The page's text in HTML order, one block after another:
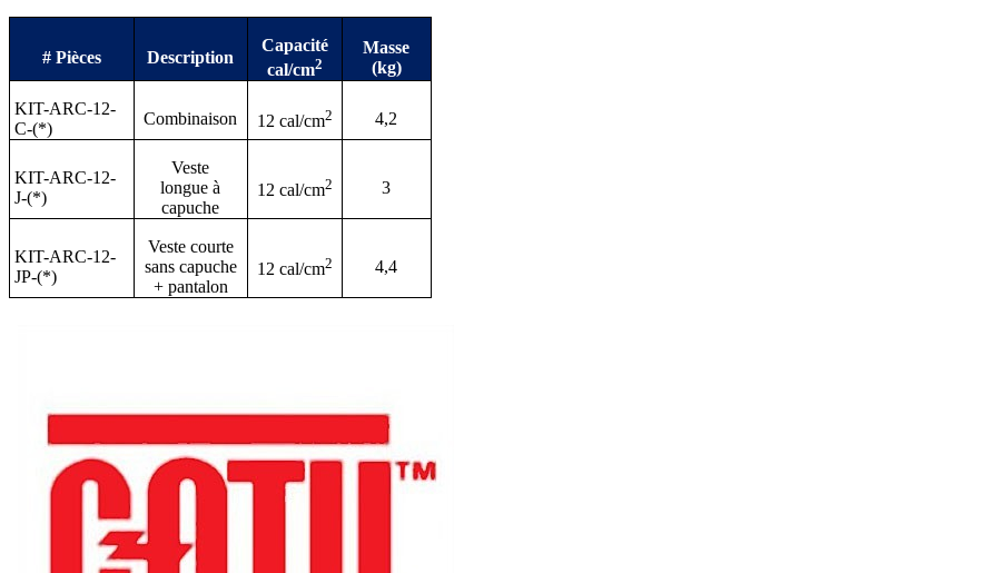
# Pièces Description
Capacité
cal/cm2
Masse
(kg)
KIT-ARC-12-
C-(*)
Combinaison 12 cal/cm2 4,2
KIT-ARC-12-
J-(*)
Veste
longue à
capuche
12 cal/cm2 3
KIT-ARC-12-
JP-(*)
Veste courte
sans capuche
+ pantalon
12 cal/cm2 4,4